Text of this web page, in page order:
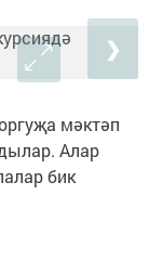
❯
мәктәп
Алар
бик